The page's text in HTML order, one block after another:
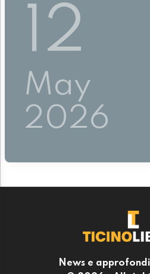
12
May
2026
News e